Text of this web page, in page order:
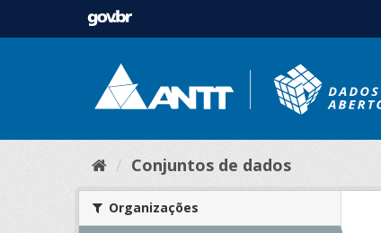
Conjuntos de dados
Organizações